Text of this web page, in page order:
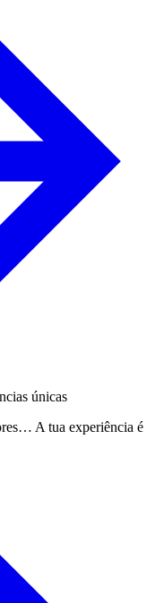
únicas
A tua experiência é